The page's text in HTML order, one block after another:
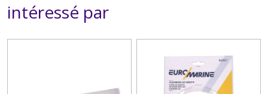
intéressé par